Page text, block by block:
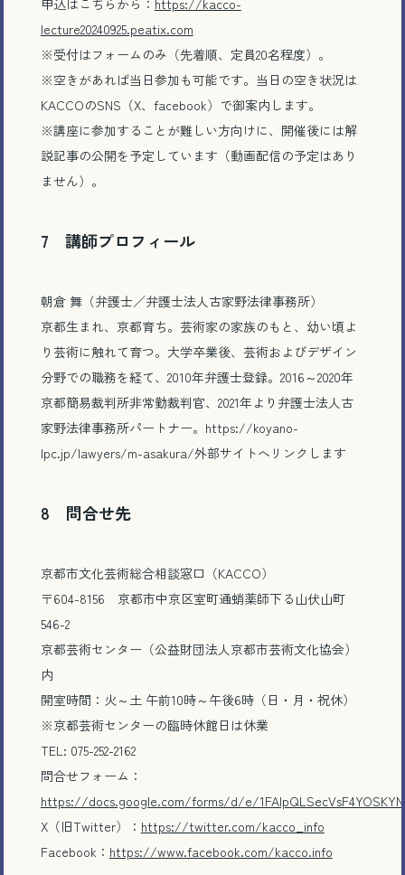
電話で相談する
メール相談・面談予約
LINEで相談する
とじる
申込はこちらから： https://kacco-
lecture20240925.peatix.com
※受付はフォームのみ（先着順、定員20名程度）。
※空きがあれば当日参加も可能です。当日の空き状況は
KACCOのSNS（X、facebook）で御案内します。
※講座に参加することが難しい方向けに、開催後には解
説記事の公開を予定しています（動画配信の予定はあり
ません）。
7 講師プロフィール
朝倉 舞（弁護士／弁護士法人古家野法律事務所）
京都生まれ、京都育ち。芸術家の家族のもと、幼い頃よ
り芸術に触れて育つ。大学卒業後、芸術およびデザイン
分野での職務を経て、2010年弁護士登録。2016～2020年
京都簡易裁判所非常勤裁判官、2021年より弁護士法人古
家野法律事務所パートナー。https://koyano-
lpc.jp/lawyers/m-asakura/外部サイトへリンクします
8 問合せ先
京都市文化芸術総合相談窓口（KACCO）
〒604-8156 京都市中京区室町通蛸薬師下る山伏山町
546-2
京都芸術センター（公益財団法人京都市芸術文化協会）
内
開室時間：火～土 午前10時～午後6時（日・月・祝休）
※京都芸術センターの臨時休館日は休業
TEL: 075-252-2162
問合せフォーム：
https://docs.google.com/forms/d/e/
X（旧Twitter）： https://twitter.com/kacco_info
Facebook： https://www.facebook.com/kacco.info